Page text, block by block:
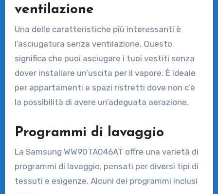
ventilazione
Una delle caratteristiche più interessanti è
l’asciugatura senza ventilazione. Questo
significa che puoi asciugare i tuoi vestiti senza
dover installare un’uscita per il vapore. È ideale
per appartamenti e spazi ristretti dove non c’è
la possibilità di avere un’adeguata aerazione.
Programmi di lavaggio
La Samsung WW90TA046AT offre una varietà di
programmi di lavaggio, pensati per diversi tipi di
tessuti e esigenze. Alcuni dei programmi inclusi